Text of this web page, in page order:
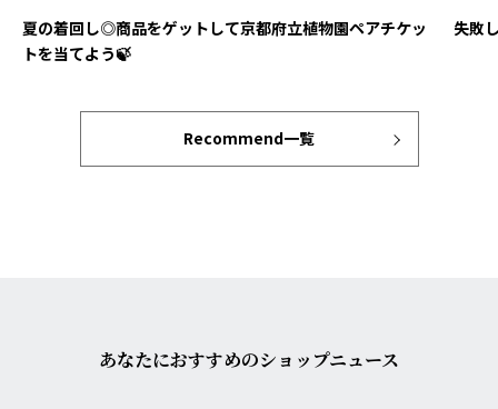
夏の着回し◎商品をゲットして京都府立植物園ペアチケッ
トを当てよう🍃
失敗
Recommend一覧
あなたにおすすめのショップニュース